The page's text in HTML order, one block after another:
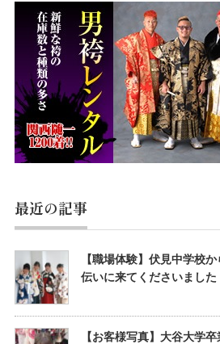
最近の記事
【職場体験】伏見中学校
伝いに来てくださいました
【お客様写真】大谷大学